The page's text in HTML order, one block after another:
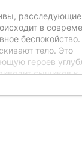
расследующие
в
тело. Это
героев
сыщиков к
между
нарастает, и
развитие
конечном итоге
может изменить